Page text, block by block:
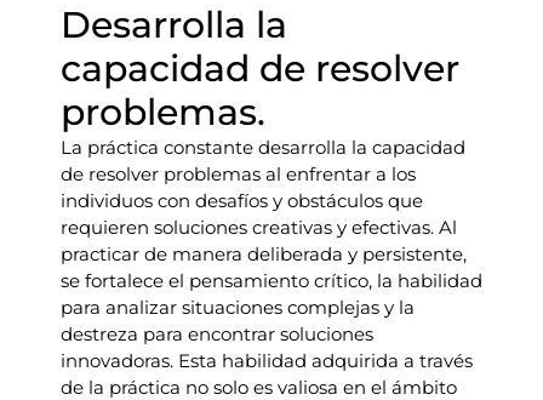
Desarrolla la
capacidad de resolver
problemas.
La práctica constante desarrolla la capacidad
de resolver problemas al enfrentar a los
individuos con desafíos y obstáculos que
requieren soluciones creativas y efectivas. Al
practicar de manera deliberada y persistente,
se fortalece el pensamiento crítico, la habilidad
para analizar situaciones complejas y la
destreza para encontrar soluciones
innovadoras. Esta habilidad adquirida a través
de la práctica no solo es valiosa en el ámbito